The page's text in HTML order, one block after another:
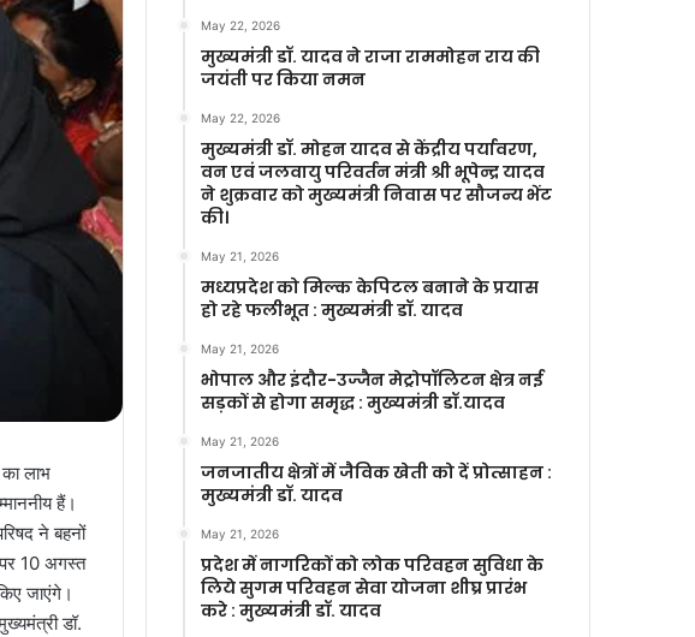
लाभ
हैं।
ने बहनों
पर 10 अगस्त
जाएंगे।
डॉ.
May 22, 2026
मुख्यमंत्री डॉ. यादव ने राजा राममोहन राय की
जयंती पर किया नमन
May 22, 2026
मुख्यमंत्री डॉ. मोहन यादव से केंद्रीय पर्यावरण,
वन एवं जलवायु परिवर्तन मंत्री श्री भूपेन्द्र यादव
ने शुक्रवार को मुख्यमंत्री निवास पर सौजन्य भेंट
की।
May 21, 2026
मध्यप्रदेश को मिल्क केपिटल बनाने के प्रयास
हो रहे फलीभूत : मुख्यमंत्री डॉ. यादव
May 21, 2026
भोपाल और इंदौर-उज्जैन मेट्रोपॉलिटन क्षेत्र नई
सड़कों से होगा समृद्ध : मुख्यमंत्री डॉ.यादव
May 21, 2026
जनजातीय क्षेत्रों में जैविक खेती को दें प्रोत्साहन :
मुख्यमंत्री डॉ. यादव
May 21, 2026
प्रदेश में नागरिकों को लोक परिवहन सुविधा के
लिये सुगम परिवहन सेवा योजना शीघ्र प्रारंभ
करे : मुख्यमंत्री डॉ. यादव